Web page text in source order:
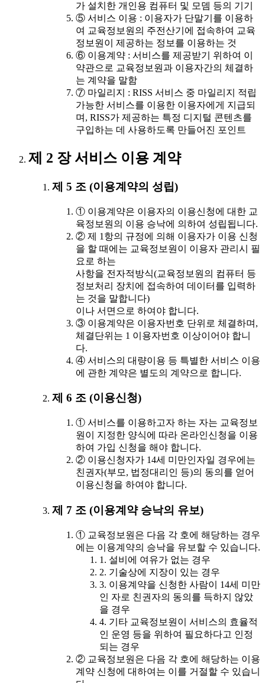
가 설치한 개인용 컴퓨터 및 모뎀 등의 기기
⑤ 서비스 이용 : 이용자가 단말기를 이용하
여 교육정보원의 주전산기에 접속하여 교육
정보원이 제공하는 정보를 이용하는 것
⑥ 이용계약 : 서비스를 제공받기 위하여 이
약관으로 교육정보원과 이용자간의 체결하
는 계약을 말함
⑦ 마일리지 : RISS 서비스 중 마일리지 적립
가능한 서비스를 이용한 이용자에게 지급되
며, RISS가 제공하는 특정 디지털 콘텐츠를
구입하는 데 사용하도록 만들어진 포인트
제 2 장 서비스 이용 계약
제 5 조 (이용계약의 성립)
① 이용계약은 이용자의 이용신청에 대한 교
육정보원의 이용 승낙에 의하여 성립됩니다.
② 제 1항의 규정에 의해 이용자가 이용 신청
을 할 때에는 교육정보원이 이용자 관리시 필
요로 하는
사항을 전자적방식(교육정보원의 컴퓨터 등
정보처리 장치에 접속하여 데이터를 입력하
는 것을 말합니다)
이나 서면으로 하여야 합니다.
③ 이용계약은 이용자번호 단위로 체결하며,
체결단위는 1 이용자번호 이상이어야 합니
다.
④ 서비스의 대량이용 등 특별한 서비스 이용
에 관한 계약은 별도의 계약으로 합니다.
제 6 조 (이용신청)
① 서비스를 이용하고자 하는 자는 교육정보
원이 지정한 양식에 따라 온라인신청을 이용
하여 가입 신청을 해야 합니다.
② 이용신청자가 14세 미만인자일 경우에는
친권자(부모, 법정대리인 등)의 동의를 얻어
이용신청을 하여야 합니다.
제 7 조 (이용계약 승낙의 유보)
① 교육정보원은 다음 각 호에 해당하는 경우
에는 이용계약의 승낙을 유보할 수 있습니다.
1. 설비에 여유가 없는 경우
2. 기술상에 지장이 있는 경우
3. 이용계약을 신청한 사람이 14세 미만
인 자로 친권자의 동의를 득하지 않았
을 경우
4. 기타 교육정보원이 서비스의 효율적
인 운영 등을 위하여 필요하다고 인정
되는 경우
② 교육정보원은 다음 각 호에 해당하는 이용
계약 신청에 대하여는 이를 거절할 수 있습니